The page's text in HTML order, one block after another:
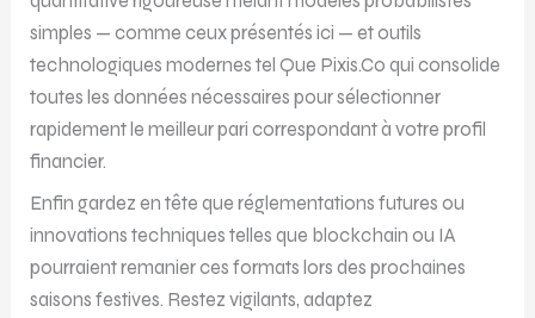
simples — comme ceux présentés ici — et outils
technologiques modernes tel Que Pixis.Co qui consolide
toutes les données nécessaires pour sélectionner
rapidement le meilleur pari correspondant à votre profil
financier.
Enfin gardez en tête que réglementations futures ou
innovations techniques telles que blockchain ou IA
pourraient remanier ces formats lors des prochaines
saisons festives. Restez vigilants, adaptez